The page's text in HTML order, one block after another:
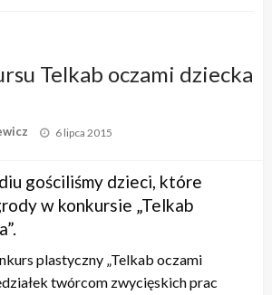
Telkab oczami dziecka
Opublikowane
6 lipca 2015
gościliśmy dzieci, które
w konkursie „Telkab
plastyczny „Telkab oczami
twórcom zwycięskich prac